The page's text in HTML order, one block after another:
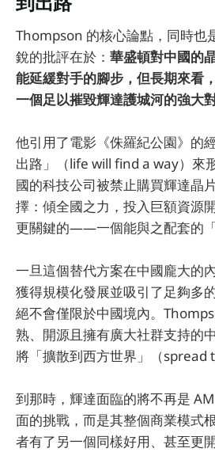
Thompson 的核心論點，同時也
銳的批評在於： 華盛頓對中國的
能延緩對手的腳步，但長期來看
一個足以摧毀輝達護城河的強大對
他引用了電影《侏羅紀公園》的
出路」（life will find a way）來
國的科技公司被禁止購買輝達晶
擇：傾全國之力，投入巨額資源
更關鍵的——一個能與之配套的「
一旦這個替代方案在中國龐大的
獲得規模化發展並吸引了足夠多
絕不會僅限於中國境內。
熟、開源且擁有廣大社群支持的
將「擴散到西方世界」（spread
到那時，輝達面臨的將不再是
面的挑戰，而是其整個商業模式
者有了另一個同樣好用、甚至更